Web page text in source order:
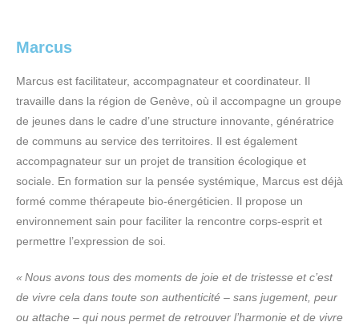
Marcus
Marcus est facilitateur, accompagnateur et coordinateur. Il
travaille dans la région de Genève, où il accompagne un groupe
de jeunes dans le cadre d’une structure innovante, génératrice
de communs au service des territoires. Il est également
accompagnateur sur un projet de transition écologique et
sociale. En formation sur la pensée systémique, Marcus est déjà
formé comme thérapeute bio-énergéticien. Il propose un
environnement sain pour faciliter la rencontre corps-esprit et
permettre l’expression de soi.
« Nous avons tous des moments de joie et de tristesse et c’est
de vivre cela dans toute son authenticité – sans jugement, peur
ou attache – qui nous permet de retrouver l’harmonie et de vivre